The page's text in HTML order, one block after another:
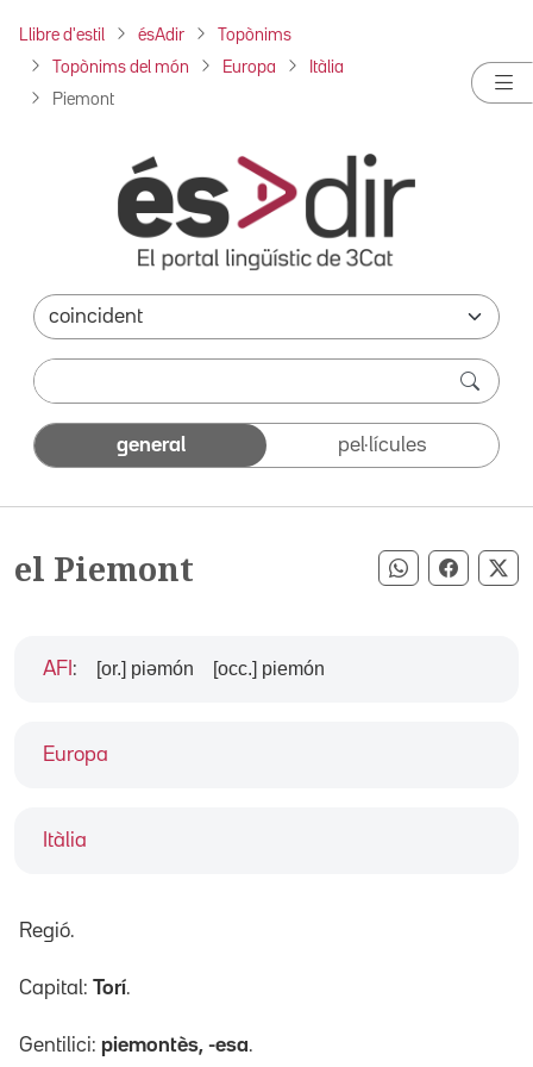
Llibre d'estil ésAdir Topònims
Topònims del món Europa Itàlia
Piemont
general pel·lícules
el Piemont Compartir
Europa
Itàlia
AFI : [or.] piəmón [occ.] piemón
Regió.
Capital: Torí.
Gentilici: piemontès, -esa.